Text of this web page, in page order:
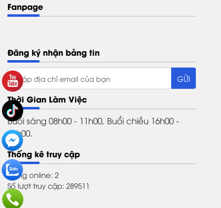
Fanpage
Đăng ký nhận bảng tin
Thời Gian Làm Việc
Buổi sáng 08h00 - 11h00, Buổi chiều 16h00 -
21h00.
Thống kê truy cập
Đang online: 2
Số lượt truy cập: 289511